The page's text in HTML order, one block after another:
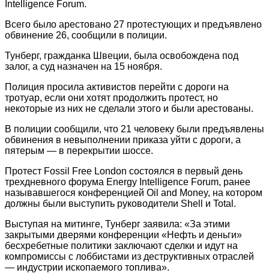
Intelligence Forum.
Всего было арестовано 27 протестующих и предъявлено
обвинение 26, сообщили в полиции.
Тунберг, гражданка Швеции, была освобождена под
залог, а суд назначен на 15 ноября.
Полиция просила активистов перейти с дороги на
тротуар, если они хотят продолжить протест, но
некоторые из них не сделали этого и были арестованы.
В полиции сообщили, что 21 человеку были предъявлены
обвинения в невыполнении приказа уйти с дороги, а
пятерым — в перекрытии шоссе.
Протест Fossil Free London состоялся в первый день
трехдневного форума Energy Intelligence Forum, ранее
называвшегося конференцией Oil and Money, на котором
должны были выступить руководители Shell и Total.
Выступая на митинге, Тунберг заявила: «За этими
закрытыми дверями конференции «Нефть и деньги»
бесхребетные политики заключают сделки и идут на
компромиссы с лоббистами из деструктивных отраслей
— индустрии ископаемого топлива».